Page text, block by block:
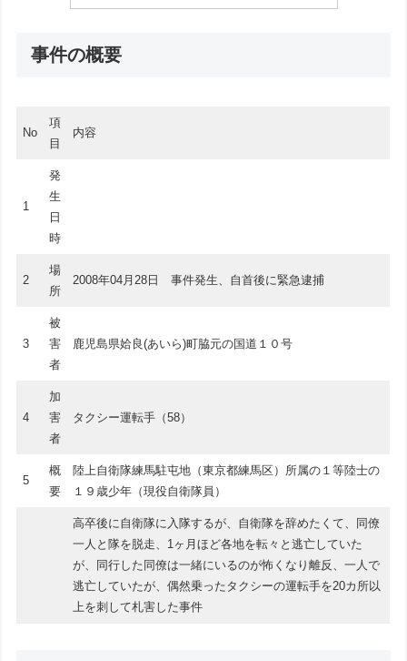
事件の概要
No
項
目
内容
1
発
生
日
時
2
場
所
2008年04月28日 事件発生、自首後に緊急逮捕
3
被
害
者
鹿児島県姶良(あいら)町脇元の国道１０号
4
加
害
者
タクシー運転手（58）
5
概
要
陸上自衛隊練馬駐屯地（東京都練馬区）所属の１等陸士の
１９歳少年（現役自衛隊員）
高卒後に自衛隊に入隊するが、自衛隊を辞めたくて、同僚
一人と隊を脱走、1ヶ月ほど各地を転々と逃亡していた
が、同行した同僚は一緒にいるのが怖くなり離反、一人で
逃亡していたが、偶然乗ったタクシーの運転手を20カ所以
上を刺して札害した事件